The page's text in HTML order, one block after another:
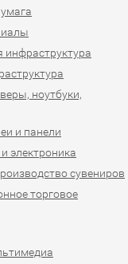
ноутбуки,
и панели
электроника
сувениров
торговое